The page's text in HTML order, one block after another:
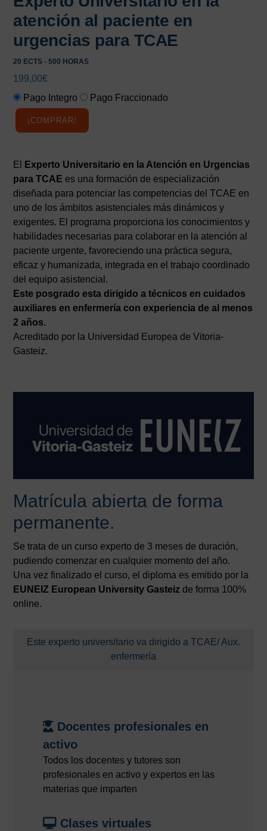
atención al paciente en
urgencias para TCAE
20 ECTS - 500 HORAS
199,00€
Pago Integro
Pago Fraccionado
¡COMPRAR!
El
Experto Universitario en la Atención en Urgencias
para TCAE es una formación de especialización
diseñada para potenciar las competencias del TCAE en
uno de los ámbitos asistenciales más dinámicos y
exigentes. El programa proporciona los conocimientos y
habilidades necesarias para colaborar en la atención al
paciente urgente, favoreciendo una práctica segura,
eficaz y humanizada, integrada en el trabajo coordinado
del equipo asistencial.
Este posgrado esta dirigido a técnicos en cuidados
auxiliares en enfermería con experiencia de al menos
2 años.
Acreditado por la Universidad Europea de Vitoria-
Gasteiz.
Matrícula abierta de forma
permanente.
Se trata de un curso experto de 3 meses de duración,
pudiendo comenzar en cualquier momento del año.
Una vez finalizado el curso, el diploma es emitido por la
EUNEIZ European University Gasteiz de forma 100%
online.
Este experto universitario va dirigido a TCAE/ Aux.
enfermería
Docentes profesionales en
activo
Todos los docentes y tutores son
profesionales en activo y expertos en las
materias que imparten
Clases virtuales